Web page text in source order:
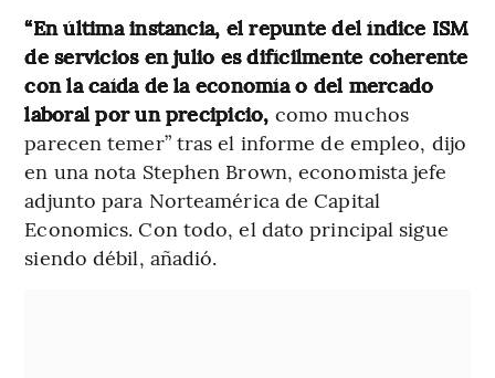
“En última instancia, el repunte del índice ISM
de servicios en julio es difícilmente coherente
con la caída de la economía o del mercado
laboral por un precipicio, como muchos
parecen temer” tras el informe de empleo, dijo
en una nota Stephen Brown, economista jefe
adjunto para Norteamérica de Capital
Economics. Con todo, el dato principal sigue
siendo débil, añadió.